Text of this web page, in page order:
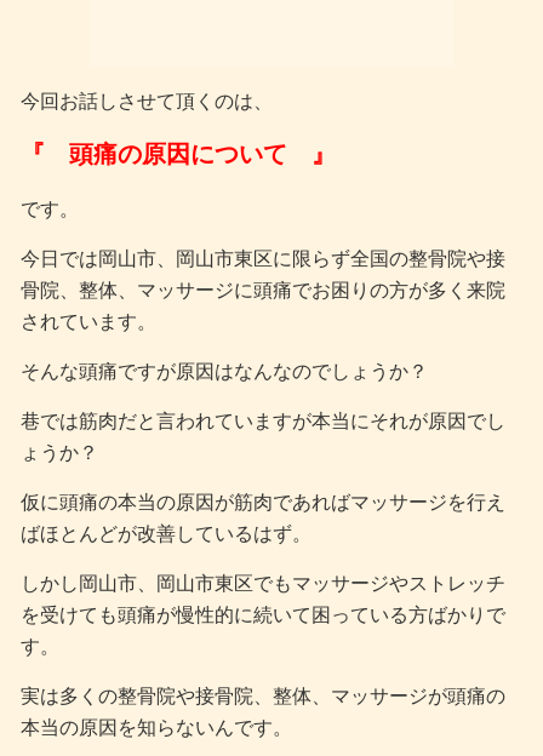
今回お話しさせて頂くのは、
『 頭痛の原因について 』
です。
今日では岡山市、岡山市東区に限らず全国の整骨院や接
骨院、整体、マッサージに頭痛でお困りの方が多く来院
されています。
そんな頭痛ですが原因はなんなのでしょうか？
巷では筋肉だと言われていますが本当にそれが原因でし
ょうか？
仮に頭痛の本当の原因が筋肉であればマッサージを行え
ばほとんどが改善しているはず。
しかし岡山市、岡山市東区でもマッサージやストレッチ
を受けても頭痛が慢性的に続いて困っている方ばかりで
す。
実は多くの整骨院や接骨院、整体、マッサージが頭痛の
本当の原因を知らないんです。